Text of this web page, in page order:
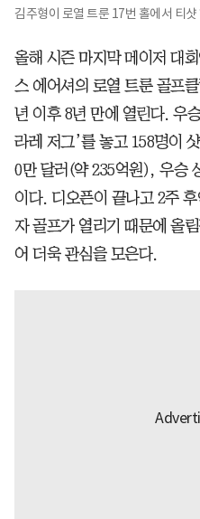
김주형이 로열 트룬 17번 홀에서 티
올해 시즌 마지막 메이저 대
스 에어셔의 로열 트룬 골프
년 이후 8년 만에 열린다. 우
라레 저그’를 놓고 158명이
0만 달러(약 235억원), 우승
이다. 디오픈이 끝나고 2주
자 골프가 열리기 때문에 올
어 더욱 관심을 모은다.